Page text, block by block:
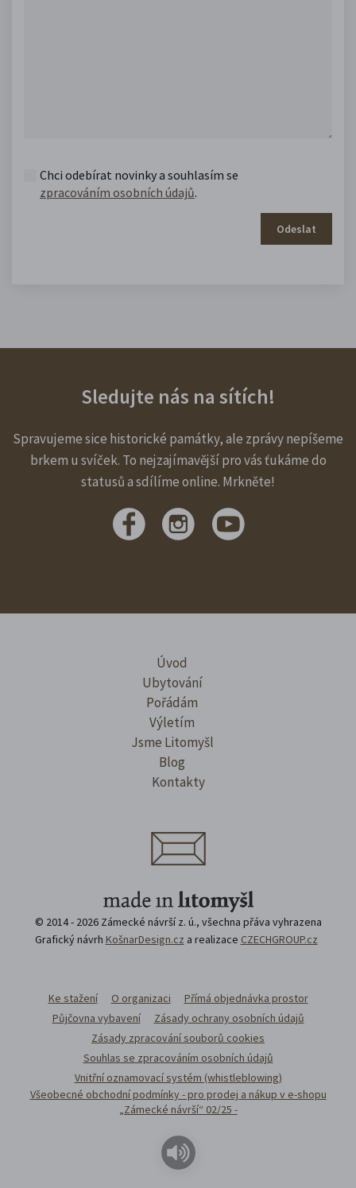
Chci odebírat novinky a souhlasím se
zpracováním osobních údajů.
Odeslat
Sledujte nás na sítích!
Spravujeme sice historické památky, ale zprávy nepíšeme
brkem u svíček. To nejzajímavější pro vás ťukáme do
statusů a sdílíme online. Mrkněte!
Úvod
Ubytování
Pořádám
Výletím
Jsme Litomyšl
Blog
Kontakty
© 2014 - 2026 Zámecké návrší z. ú., všechna přáva vyhrazena
Grafický návrh KošnarDesign.cz a realizace CZECHGROUP.cz
Ke stažení O organizaci
Přímá objednávka prostor
Půjčovna vybavení
Zásady ochrany osobních údajů
Zásady zpracování souborů cookies
Souhlas se zpracováním osobních údajů
Vnitřní oznamovací systém (whistleblowing)
Všeobecné obchodní podmínky - pro prodej a nákup v e-shopu
„Zámecké návrší“ 02/25 -